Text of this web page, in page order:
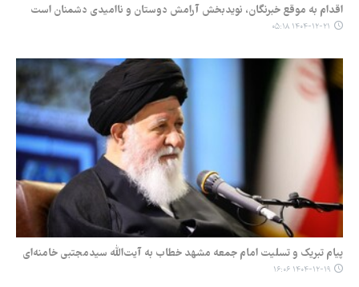
اقدام به موقع خبرنگان، نویدبخش آرامش دوستان و ناامیدی دشمنان است
۱۴۰۴-۱۲-۲۱ ۰۵:۱۸
پیام تبریک و تسلیت امام‌ جمعه مشهد خطاب به آیت‌الله سیدمجتبی خامنه‌ای
۱۴۰۴-۱۲-۱۹ ۱۶:۰۶